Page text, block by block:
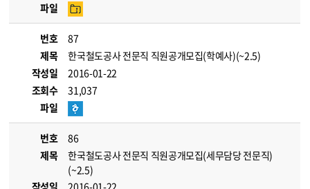
파일
번호
87
제목
한국철도공사 전문직 직원공개모집(학예사)(~2.5)
작성일
2016-01-22
조회수
31,037
파일
번호
86
제목
한국철도공사 전문직 직원공개모집(세무담당 전문직)
(~2.5)
작성일
2016-01-22